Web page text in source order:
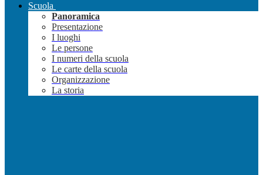
Scuola
Panoramica
Presentazione
I luoghi
Le persone
I numeri della scuola
Le carte della scuola
Organizzazione
La storia